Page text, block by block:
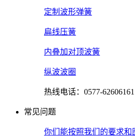
定制波形弹簧
扁线压簧
内叠加对顶波簧
纵波波圈
热线电话：0577-62606161
常见问题
你们能按照我们的要求和